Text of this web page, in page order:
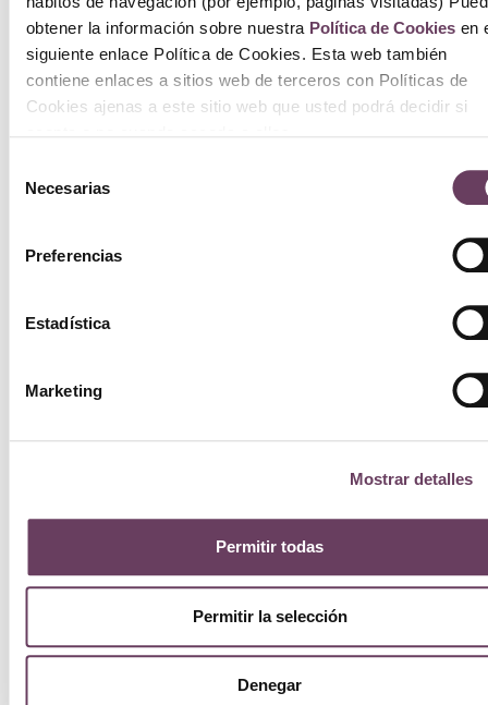
obtener la información sobre nuestra Política de Cookiesen
siguiente enlace Política de Cookies. Esta web también
contiene enlaces a sitios web de terceros con Políticas de
Cookies ajenas a este sitio web que usted podrá decidir si
Necesarias
Preferencias
Estadística
Marketing
Mostrar detalles
Permitir todas
Permitir la selección
Denegar